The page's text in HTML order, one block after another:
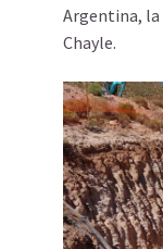
Argentina,
Chayle.